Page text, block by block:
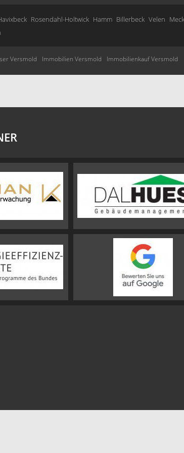
Rosendahl-Holtwick Hamm Billerbeck Velen
Versmold Immobilien Versmold Immobilienkauf Versmold